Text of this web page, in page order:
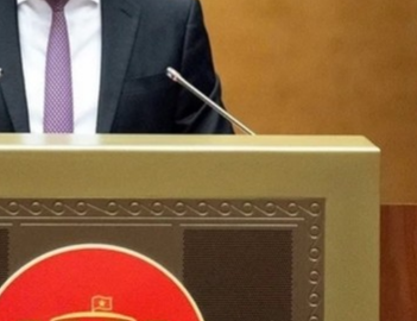
nhà
TS. Trần Kim